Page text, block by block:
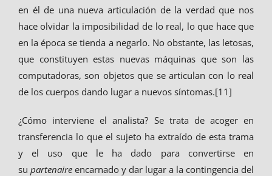
en él de una nueva articulación de la verdad que nos
hace olvidar la imposibilidad de lo real, lo que hace que
en la época se tienda a negarlo. No obstante, las letosas,
que constituyen estas nuevas máquinas que son las
computadoras, son objetos que se articulan con lo real
de los cuerpos dando lugar a nuevos síntomas.[11]
¿Cómo interviene el analista? Se trata de acoger en
transferencia lo que el sujeto ha extraído de esta trama
y el uso que le ha dado para convertirse en
su partenaire encarnado y dar lugar a la contingencia del